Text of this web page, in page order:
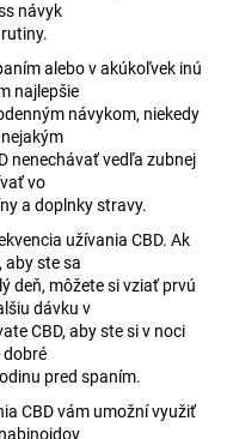
návyk
alebo v akúkoľvek inú
najlepšie
návykom, niekedy
nenechávať vedľa zubnej
vo
a doplnky stravy.
užívania CBD. Ak
aby ste sa
deň, môžete si vziať prvú
dávku v
CBD, aby ste si v noci
dobré
pred spaním.
CBD vám umožní využiť